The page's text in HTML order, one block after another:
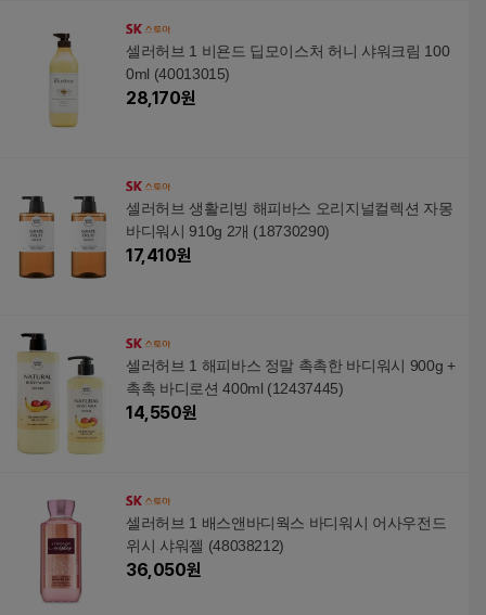
셀러허브 1 비욘드 딥모이스처 허니 샤워크림 100
0ml (40013015)
28,170원
셀러허브 생활리빙 해피바스 오리지널컬렉션 자몽
바디워시 910g 2개 (18730290)
17,410원
셀러허브 1 해피바스 정말 촉촉한 바디워시 900g +
촉촉 바디로션 400ml (12437445)
14,550원
셀러허브 1 배스앤바디웍스 바디워시 어사우전드
위시 샤워젤 (48038212)
36,050원